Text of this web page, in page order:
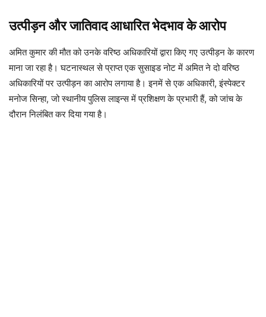
उत्पीड़न और जातिवाद आधारित भेदभाव के आरोप
अमित कुमार की मौत को उनके वरिष्ठ अधिकारियों द्वारा किए गए उत्पीड़न के कारण
माना जा रहा है। घटनास्थल से प्राप्त एक सुसाइड नोट में अमित ने दो वरिष्ठ
अधिकारियों पर उत्पीड़न का आरोप लगाया है। इनमें से एक अधिकारी, इंस्पेक्टर
मनोज सिन्हा, जो स्थानीय पुलिस लाइन्स में प्रशिक्षण के प्रभारी हैं, को जांच के
दौरान निलंबित कर दिया गया है।